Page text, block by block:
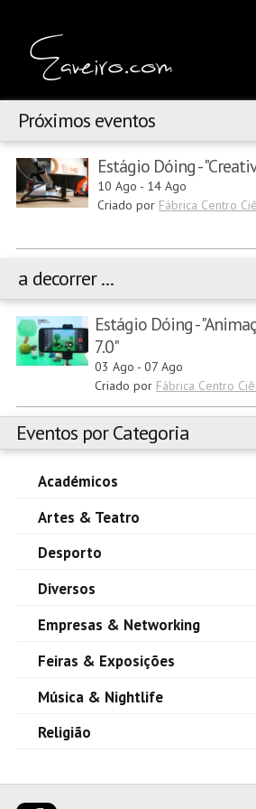
Próximos eventos
Estágio Dóing -
10 Ago - 14 Ago
Criado por Fábrica Centro
a decorrer ...
Estágio Dóing -
7.0"
03 Ago - 07 Ago
Criado por Fábrica Centro
Eventos por Categoria
Académicos
Artes & Teatro
Desporto
Diversos
Empresas & Networking
Feiras & Exposições
Música & Nightlife
Religião